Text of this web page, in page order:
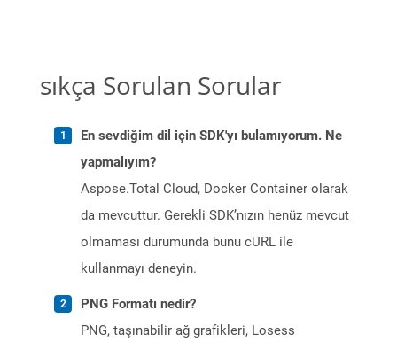
sıkça Sorulan Sorular
En sevdiğim dil için SDK'yı bulamıyorum. Ne
yapmalıyım?
Aspose.Total Cloud, Docker Container olarak
da mevcuttur. Gerekli SDK’nızın henüz mevcut
olmaması durumunda bunu cURL ile
kullanmayı deneyin.
PNG Formatı nedir?
PNG, taşınabilir ağ grafikleri, Losess